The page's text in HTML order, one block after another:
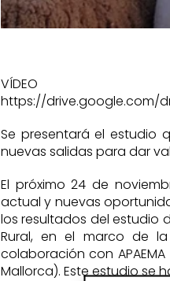
https://drive.google.com/
Se presentará el estudio
nuevas salidas para dar
El próximo 24 de
actual y nuevas
los resultados del estudio
Rural, en el marco de
colaboración con
Mallorca). Este estudio se